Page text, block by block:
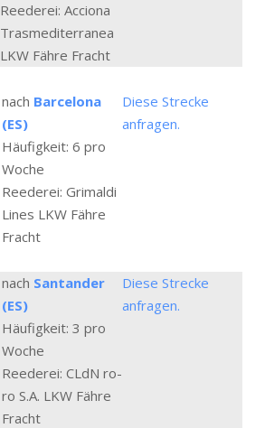
Reederei: Acciona
Trasmediterranea
LKW Fähre Fracht
nach Barcelona
(ES)
Diese Strecke
anfragen.
Häufigkeit: 6 pro
Woche
Reederei: Grimaldi
Lines LKW Fähre
Fracht
nach Santander
(ES)
Diese Strecke
anfragen.
Häufigkeit: 3 pro
Woche
Reederei: CLdN ro-
ro S.A. LKW Fähre
Fracht